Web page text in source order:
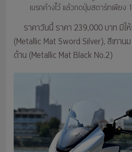
เบรกค้างไว้ แล้วกดปุ่มสตาร์ทเพียง
ราคาวันนี้ ราคา 239,000 บาท มีใ
(Metallic Mat Sword Silver), สีเทาน
ด้าน (Metallic Mat Black No.2)